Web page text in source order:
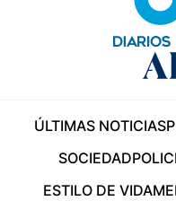
ÚLTIMAS NOTICIAS
SOCIEDAD
ESTILO DE VIDA